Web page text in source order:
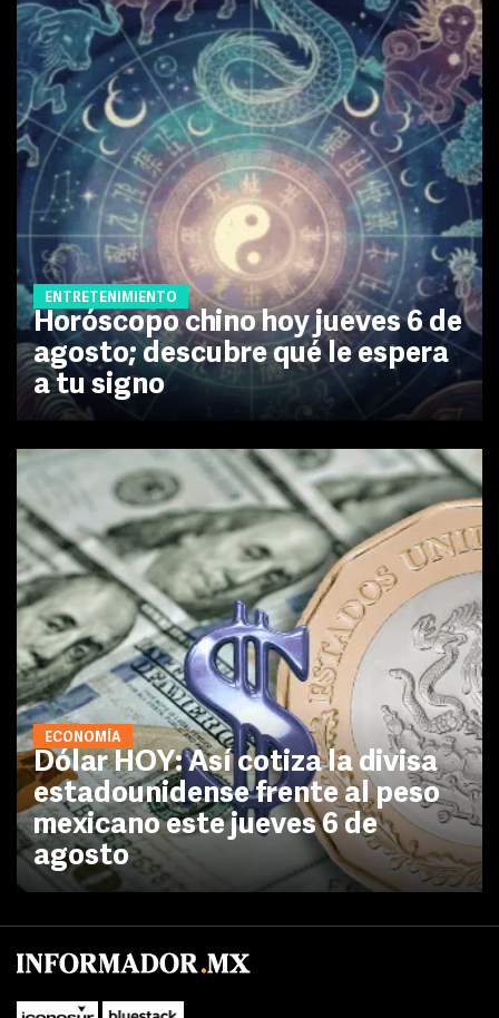
ENTRETENIMIENTO
Horóscopo chino hoy jueves 6 de
agosto; descubre qué le espera
a tu signo
ECONOMÍA
Dólar HOY: Así cotiza la divisa
estadounidense frente al peso
mexicano este jueves 6 de
agosto